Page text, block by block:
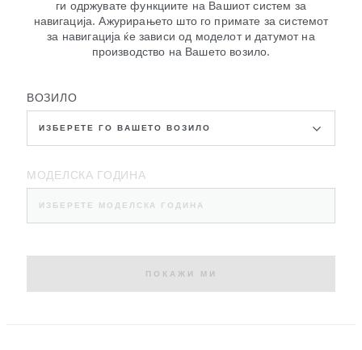
ги одржувате функциите на Вашиот систем за
навигација. Ажурирањето што го примате за системот
за навигација ќе зависи од моделот и датумот на
производство на Вашето возило.
ВОЗИЛО
ИЗБЕРЕТЕ ГО ВАШЕТО ВОЗИЛО
МОДЕЛСКА ГОДИНА
ИЗБЕРЕТЕ МОДЕЛСКА ГОДИНА
ПОКАЖИ МИ